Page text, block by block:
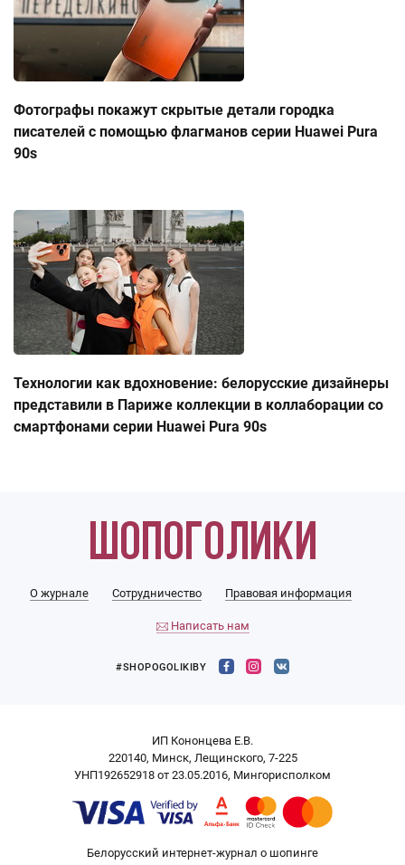
Фотографы покажут скрытые детали городка
писателей с помощью флагманов серии Huawei Pura
90s
Технологии как вдохновение: белорусские дизайнеры
представили в Париже коллекции в коллаборации со
смартфонами серии Huawei Pura 90s
О журнале Сотрудничество Правовая информация
Написать нам
#SHOPOGOLIKIBY
ИП Кононцева Е.В.
220140, Минск, Лещинского, 7-225
УНП192652918 от 23.05.2016, Мингорисполком
Белорусский интернет-журнал о шопинге